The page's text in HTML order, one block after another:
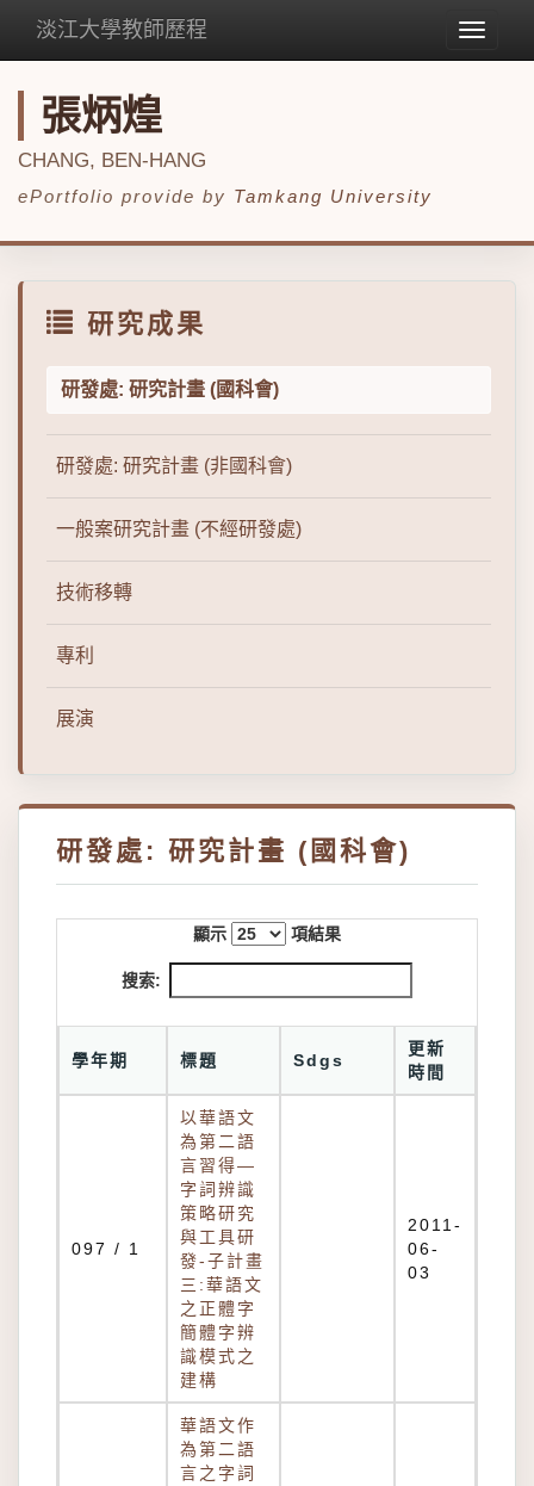
Toggle
淡江大學教師歷程
張炳煌
CHANG, BEN-HANG
ePortfolio provide by Tamkang University
研究成果
研發處: 研究計畫 (國科會)
研發處: 研究計畫 (非國科會)
一般案研究計畫 (不經研發處)
技術移轉
專利
展演
研發處: 研究計畫 (國科會)
顯示 項結果
搜索:
學年期 標題 Sdgs
更新
時間
097 / 1
以華語文
為第二語
言習得—
字詞辨識
策略研究
與工具研
發-子計畫
三:華語文
之正體字
簡體字辨
識模式之
建構
2011-
06-
03
華語文作
為第二語
言之字詞